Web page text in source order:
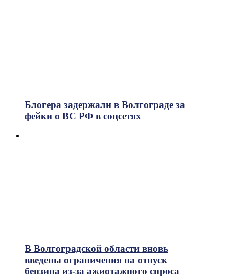
Блогера задержали в Волгограде за
фейки о ВС РФ в соцсетях
В Волгоградской области вновь
введены ограничения на отпуск
бензина из-за ажиотажного спроса